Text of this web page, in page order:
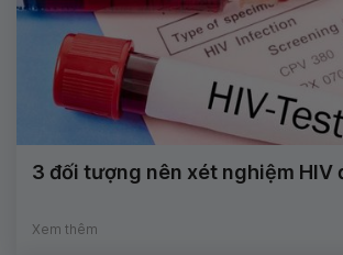
3 đối tượng nên xét nghiệm HIV
Xem thêm